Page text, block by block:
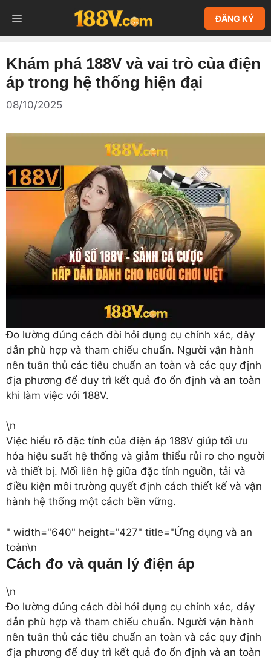
đến
nội
ĐĂNG KÝ
MENU
Khám phá 188V và vai trò của điện
áp trong hệ thống hiện đại
08/10/2025
Đo lường đúng cách đòi hỏi dụng cụ chính xác, dây
dẫn phù hợp và tham chiếu chuẩn. Người vận hành
nên tuân thủ các tiêu chuẩn an toàn và các quy định
địa phương để duy trì kết quả đo ổn định và an toàn
khi làm việc với 188V.
\n
Việc hiểu rõ đặc tính của điện áp 188V giúp tối ưu
hóa hiệu suất hệ thống và giảm thiểu rủi ro cho người
và thiết bị. Mối liên hệ giữa đặc tính nguồn, tải và
điều kiện môi trường quyết định cách thiết kế và vận
hành hệ thống một cách bền vững.
" width="640" height="427" title="Ứng dụng và an
toàn\n
Cách đo và quản lý điện áp
\n
Đo lường đúng cách đòi hỏi dụng cụ chính xác, dây
dẫn phù hợp và tham chiếu chuẩn. Người vận hành
nên tuân thủ các tiêu chuẩn an toàn và các quy định
địa phương để duy trì kết quả đo ổn định và an toàn